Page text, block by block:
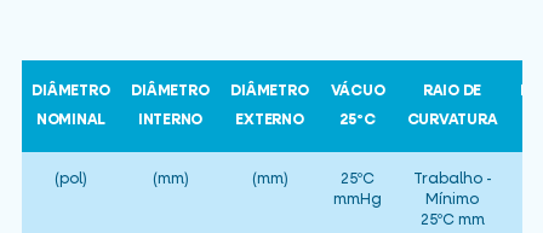
DIÂMETRO
NOMINAL
DIÂMETRO
INTERNO
DIÂMETRO
EXTERNO
VÁCUO
25ºC
RAIO DE
CURVATURA
(pol) (mm) (mm)
25ºC
mmHg
Trabalho -
Mínimo
25ºC mm